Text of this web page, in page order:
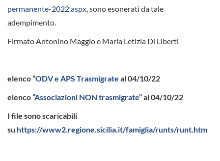
permanente-2022.aspx , sono esonerati da tale
adempimento.
Firmato Antonino Maggio e Maria Letizia Di Liberti
elenco “ODV e APS Trasmigrate al 04/10/22
elenco“Associazioni NON trasmigrate”al 04/10/22
I file sono scaricabili
su https://www2.regione.sicilia.it/famiglia/runts/runt.htm